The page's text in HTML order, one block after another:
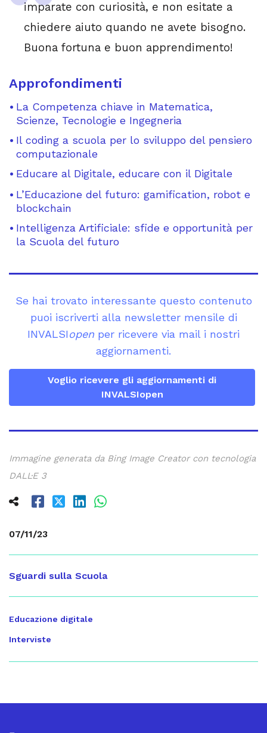
07/11/23
Sguardi sulla Scuola
Educazione digitale
Interviste
imparate con curiosità, e non esitate a
chiedere aiuto quando ne avete bisogno.
Buona fortuna e buon apprendimento!
Approfondimenti
La Competenza chiave in Matematica,
Scienze, Tecnologie e Ingegneria
Il coding a scuola per lo sviluppo del pensiero
computazionale
Educare al Digitale, educare con il Digitale
L’Educazione del futuro: gamification, robot e
blockchain
Intelligenza Artificiale: sfide e opportunità per
la Scuola del futuro
Se hai trovato interessante questo contenuto
puoi iscriverti alla newsletter mensile di
INVALSIopen per ricevere via mail i nostri
aggiornamenti.
Voglio ricevere gli aggiornamenti di
INVALSIopen
Immagine generata da Bing Image Creator con tecnologia
DALL·E 3